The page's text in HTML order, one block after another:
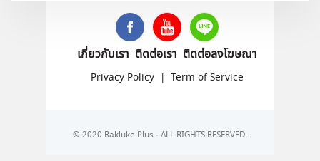
เกี่ยวกับเรา ติดต่อเรา ติดต่อลงโฆษณา
Privacy Policy | Term of Service
© 2020 Rakluke Plus - ALL RIGHTS RESERVED.